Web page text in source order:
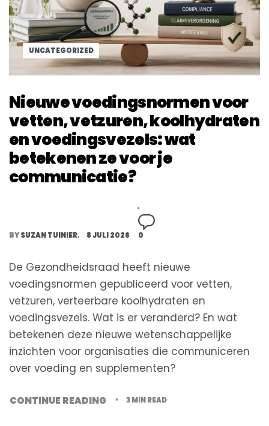
UNCATEGORIZED
Nieuwe voedingsnormen voor
vetten, vetzuren, koolhydraten
en voedingsvezels: wat
betekenen ze voor je
communicatie?
BYSUZAN TUINIER 8 JULI 2026 0
De Gezondheidsraad heeft nieuwe
voedingsnormen gepubliceerd voor vetten,
vetzuren, verteerbare koolhydraten en
voedingsvezels. Wat is er veranderd? En wat
betekenen deze nieuwe wetenschappelijke
inzichten voor organisaties die communiceren
over voeding en supplementen?
CONTINUE READING 3 MIN READ